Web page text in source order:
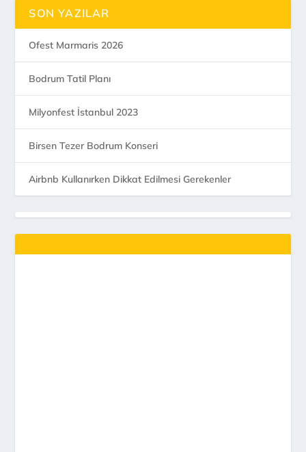
SON YAZILAR
Ofest Marmaris 2026
Bodrum Tatil Planı
Milyonfest İstanbul 2023
Birsen Tezer Bodrum Konseri
Airbnb Kullanırken Dikkat Edilmesi Gerekenler